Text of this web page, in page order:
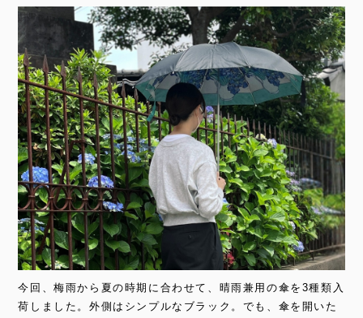
今回、梅雨から夏の時期に合わせて、晴雨兼用の傘を3種類入
荷しました。外側はシンプルなブラック。でも、傘を開いた